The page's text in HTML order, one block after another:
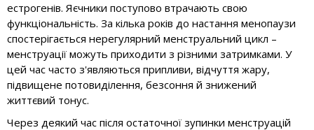
естрогенів. Яєчники поступово втрачають свою
функціональність. За кілька років до настання менопаузи
спостерігається нерегулярний менструальний цикл –
менструації можуть приходити з різними затримками. У
цей час часто з'являються припливи, відчуття жару,
підвищене потовиділення, безсоння й знижений
життєвий тонус.
Через деякий час після остаточної зупинки менструацій